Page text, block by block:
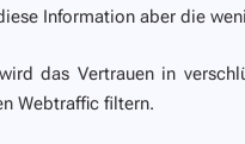
Information aber die
das Vertrauen in
Webtraffic filtern.